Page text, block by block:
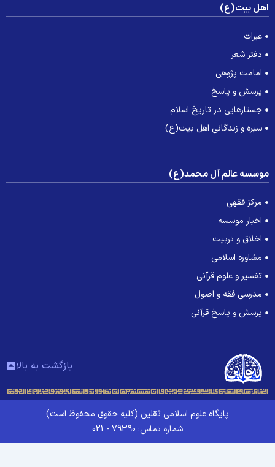
بیت(ع)
عبرات
دفتر شعر
امامت پژوهی
پرسش و پاسخ
جستارهایی در تاریخ اسلام
سیره و زندگانی اهل بیت(ع)
عالم آل محمد(ع)
مرکز فقهی
اخبار موسسه
اخلاق و تربیت
مشاوره اسلامی
تفسیر و علوم قرآنی
مدرسی فقه و اصول
پرسش و پاسخ قرآنی
بازگشت به بالا
پایگاه علوم اسلامی ثقلین (کلیه حقوق محفوظ است)
شماره تماس: 79390 - 021